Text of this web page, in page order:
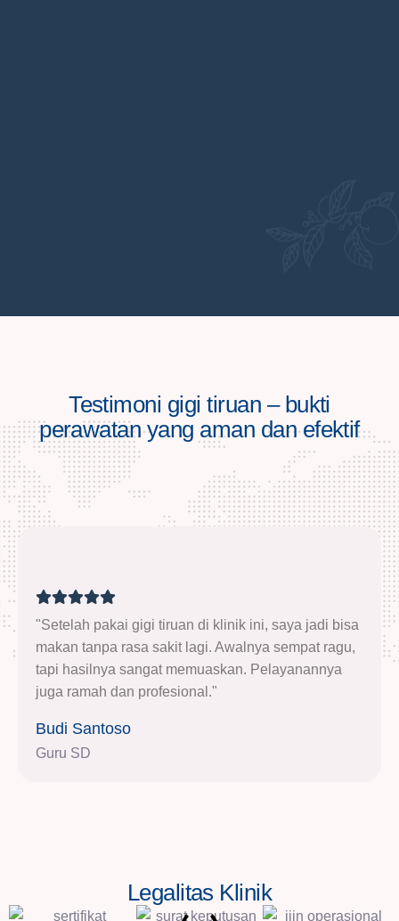
Testimoni gigi tiruan – bukti
perawatan yang aman dan efektif
"Setelah pakai gigi tiruan di klinik ini, saya jadi bisa
makan tanpa rasa sakit lagi. Awalnya sempat ragu,
tapi hasilnya sangat memuaskan. Pelayanannya
juga ramah dan profesional."
Budi Santoso
Guru SD
Legalitas Klinik